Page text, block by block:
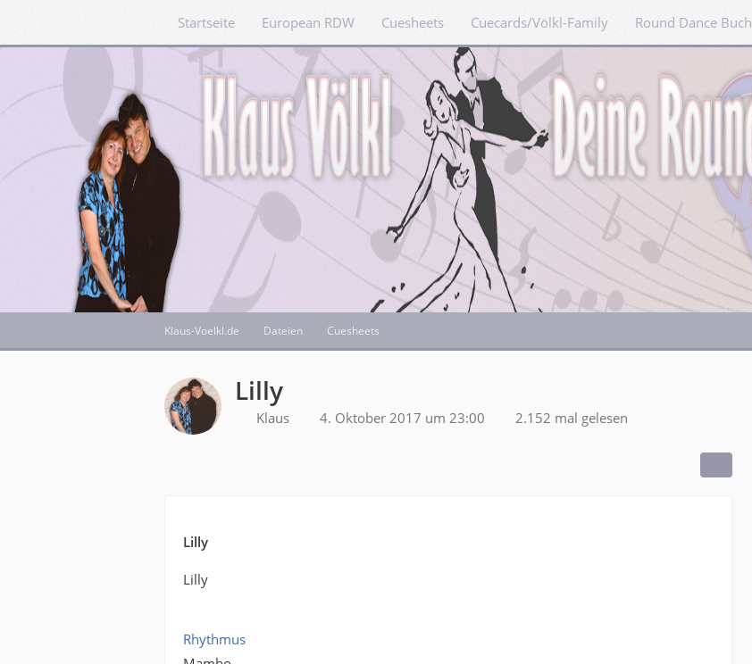
Startseite European RDW Cuesheets Cuecards/Völkl-Family Round Dance Buch
Klaus-Voelkl.de Dateien Cuesheets
Lilly
Klaus 4. Oktober 2017 um 23:00 2.152 mal gelesen
Lilly
Lilly
Rhythmus